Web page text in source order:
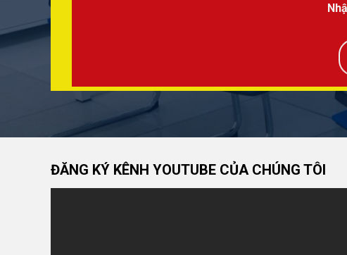
ĐĂNG KÝ KÊNH YOUTUBE CỦA CHÚNG TÔI